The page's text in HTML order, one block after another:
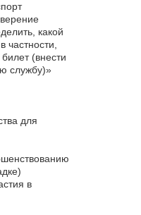
какой
частности,
(внести
службу)»
для
в